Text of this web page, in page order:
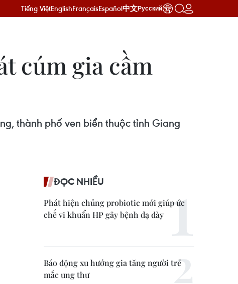
Tiếng ViệtEnglishFrançaisEspañol中文Русский
cúm gia cầm
thành phố ven biển thuộc tỉnh Giang
ĐỌC NHIỀU
Phát hiện chủng probiotic mới giúp ức
chế vi khuẩn HP gây bệnh dạ dày
Báo động xu hướng gia tăng người trẻ
mắc ung thư